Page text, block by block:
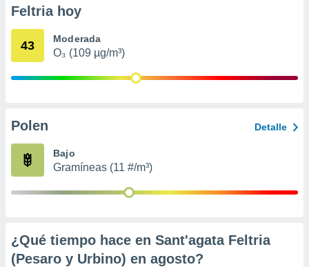
e
mediante
publicidad
Feltria hoy
43 Moderada
O₃ (109 µg/m³)
Polen Detalle
Bajo
Gramíneas (11 #/m³)
¿Qué tiempo hace en Sant'agata Feltria
(Pesaro y Urbino) en agosto?